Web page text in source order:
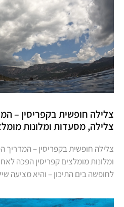
צלילה חופשית בקפריסין –
צלילה, מסעדות ומלונות
צלילה חופשית בקפריסין –
ומלונות מומלצים קפריסין הפכה
לחופשה בים התיכון – והיא מציעה